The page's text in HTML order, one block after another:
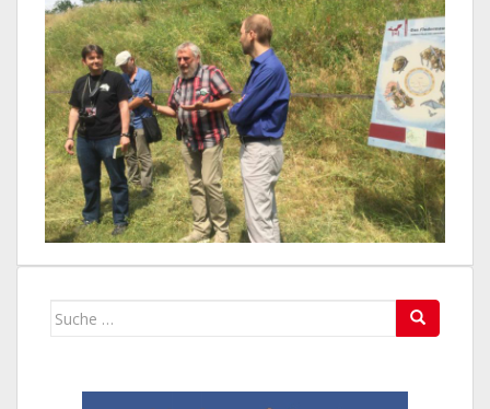
Suche